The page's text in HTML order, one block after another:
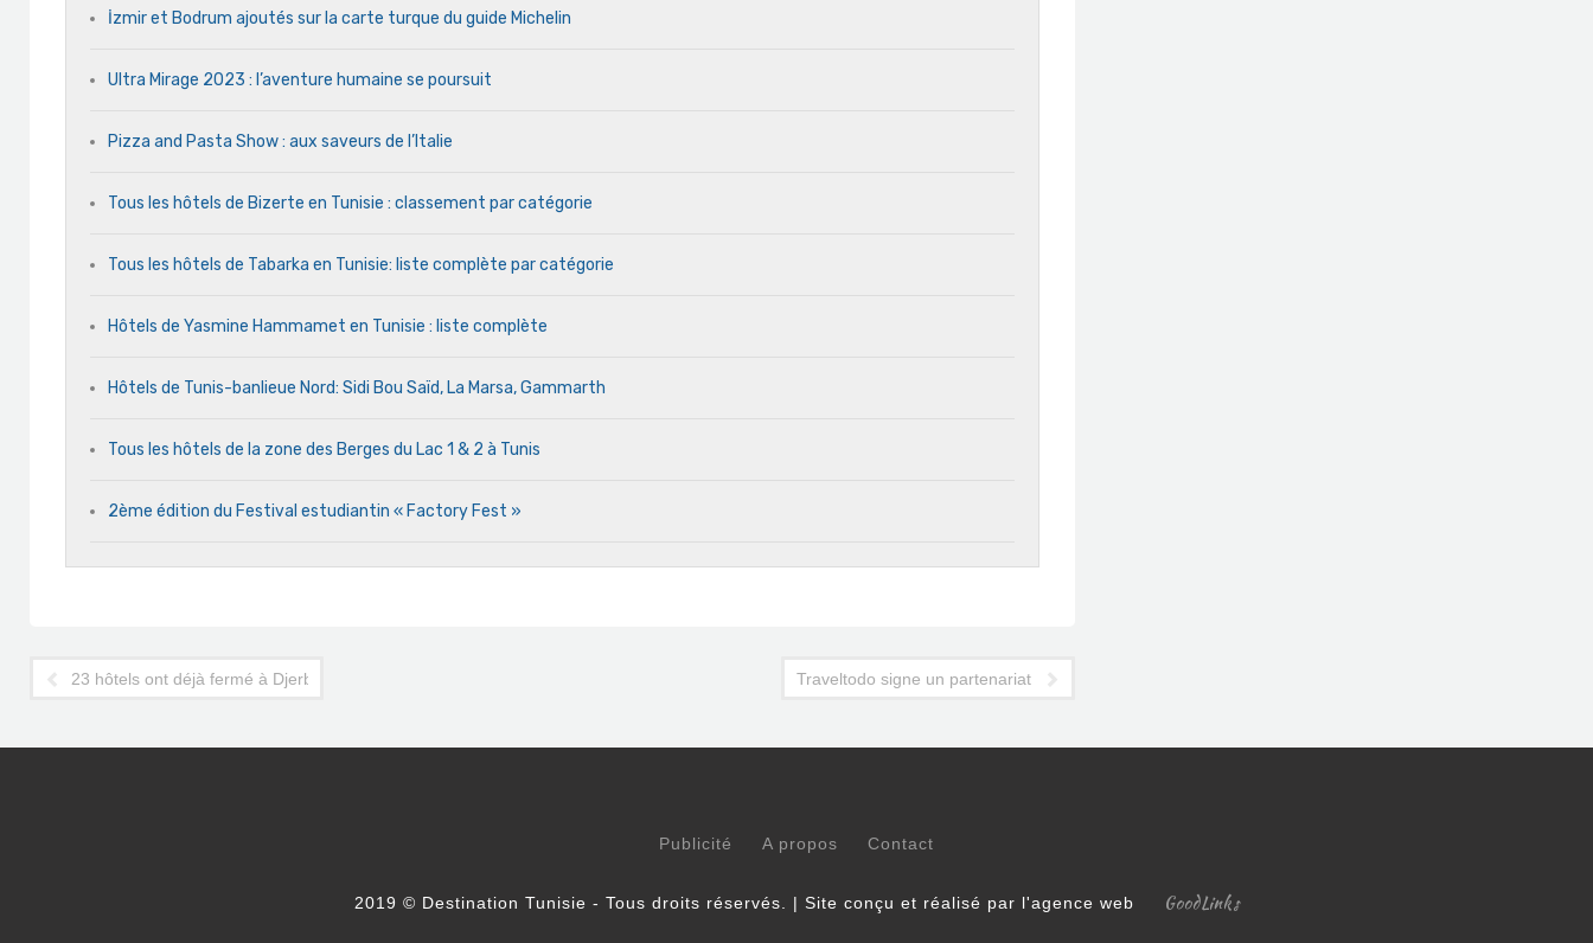
İzmir et Bodrum ajoutés sur la carte turque du guide Michelin
Ultra Mirage 2023 : l’aventure humaine se poursuit
Pizza and Pasta Show : aux saveurs de l’Italie
Tous les hôtels de Bizerte en Tunisie : classement par catégorie
Tous les hôtels de Tabarka en Tunisie: liste complète par catégorie
Hôtels de Yasmine Hammamet en Tunisie : liste complète
Hôtels de Tunis-banlieue Nord: Sidi Bou Saïd, La Marsa, Gammarth
Tous les hôtels de la zone des Berges du Lac 1 & 2 à Tunis
2ème édition du Festival estudiantin « Factory Fest »
23 hôtels ont déjà fermé à Djerba Traveltodo signe un partenariat stratégique pour représenter le Club Med
Publicité A propos Contact
2019 © Destination Tunisie - Tous droits réservés. | Site conçu et réalisé par l'agence web GoodLinks